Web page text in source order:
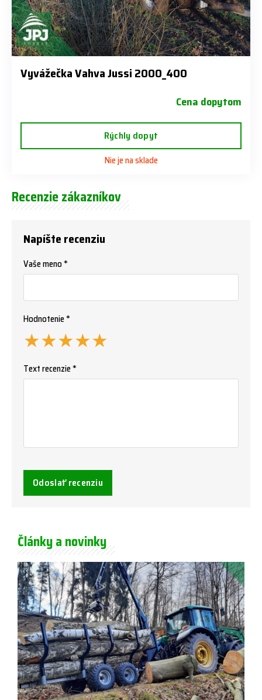
Vyvážečka Vahva Jussi 2000_400
Cena dopytom
Rýchly dopyt
Nie je na sklade
Recenzie zákazníkov
Napíšte recenziu
Vaše meno *
Hodnotenie *
★
★
★
★
★
Text recenzie *
Odoslať recenziu
Články a novinky